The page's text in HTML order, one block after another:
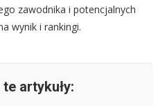
zawodnika i potencjalnych
wynik i rankingi.
artykuły: